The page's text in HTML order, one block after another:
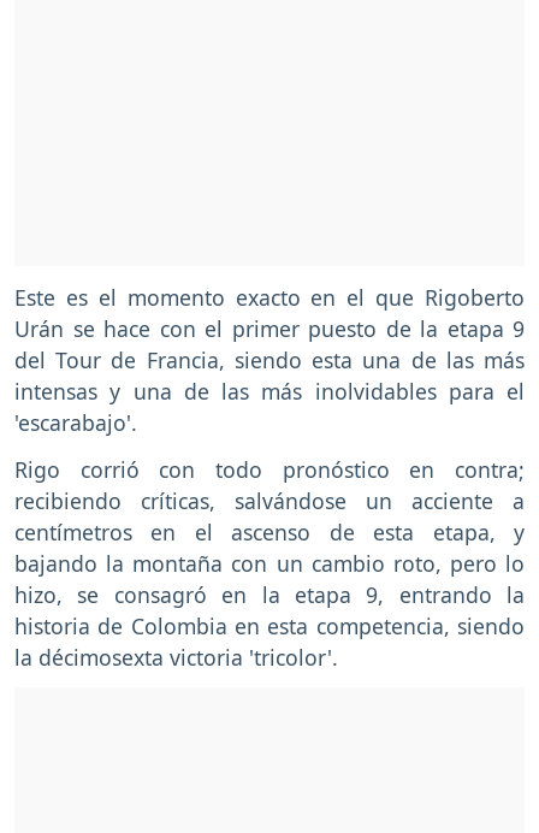
Este es el momento exacto en el que Rigoberto
Urán se hace con el primer puesto de la etapa 9
del Tour de Francia, siendo esta una de las más
intensas y una de las más inolvidables para el
'escarabajo'.
Rigo corrió con todo pronóstico en contra;
recibiendo críticas, salvándose un acciente a
centímetros en el ascenso de esta etapa, y
bajando la montaña con un cambio roto, pero lo
hizo, se consagró en la etapa 9, entrando la
historia de Colombia en esta competencia, siendo
la décimosexta victoria 'tricolor'.